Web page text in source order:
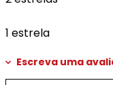
1 estrela
Escreva uma